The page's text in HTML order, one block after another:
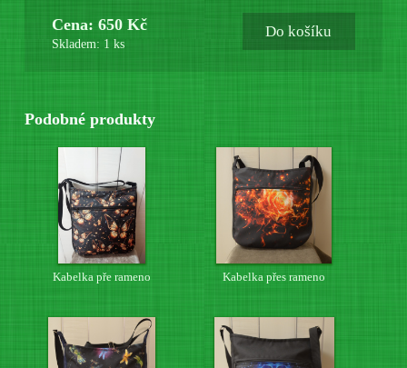
Cena: 650 Kč
Skladem: 1 ks
Do košíku
Podobné produkty
Kabelka pře rameno Kabelka přes rameno